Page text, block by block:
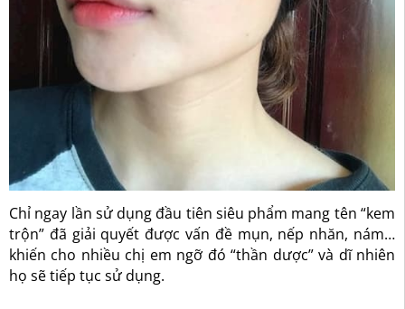
Chỉ ngay lần sử dụng đầu tiên siêu phẩm mang tên “kem
trộn” đã giải quyết được vấn đề mụn, nếp nhăn, nám…
khiến cho nhiều chị em ngỡ đó “thần dược” và dĩ nhiên
họ sẽ tiếp tục sử dụng.